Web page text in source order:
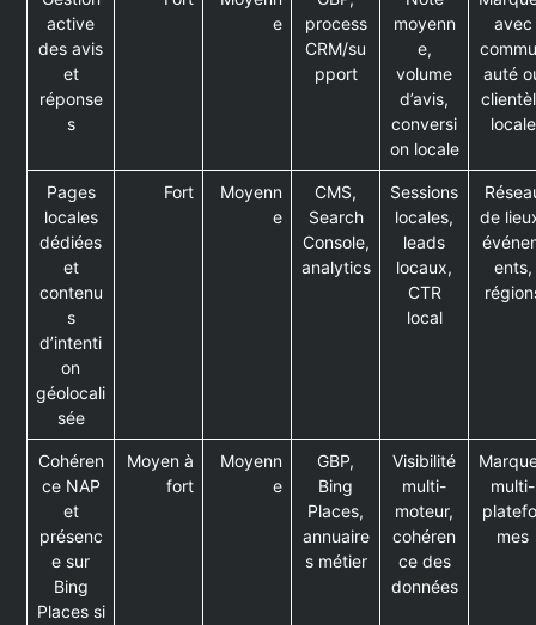
active
des avis
et
réponse
s
e
process
CRM/su
pport
moyenn
e,
volume
d’avis,
conversi
on locale
avec
auté
locale
Pages
locales
dédiées
et
contenu
s
d’intenti
on
géolocali
sée
Fort
Moyenn
e
CMS,
Search
Console,
analytics
Sessions
locales,
leads
locaux,
CTR
local
de
ents,
Cohéren
ce NAP
et
présenc
e sur
Bing
Places si
Moyen à
fort
Moyenn
e
GBP,
Bing
Places,
annuaire
s métier
Visibilité
multi-
moteur,
cohéren
ce des
données
multi-
mes